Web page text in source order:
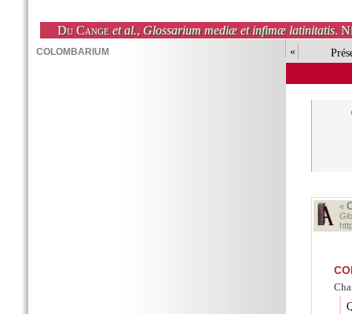
Du Cange et al., Glossarium mediæ et infimæ latinitatis.
«
«